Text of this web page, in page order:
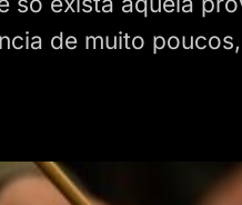
de muito